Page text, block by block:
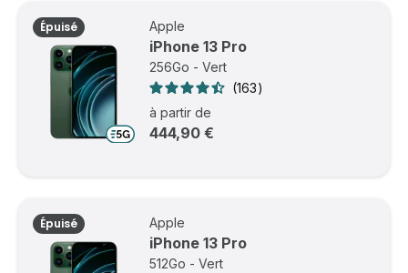
Épuisé Apple
iPhone 13 Pro
256Go - Vert
163
à partir de
444,90 €
Épuisé Apple
iPhone 13 Pro
512Go - Vert